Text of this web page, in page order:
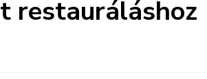
restauráláshoz